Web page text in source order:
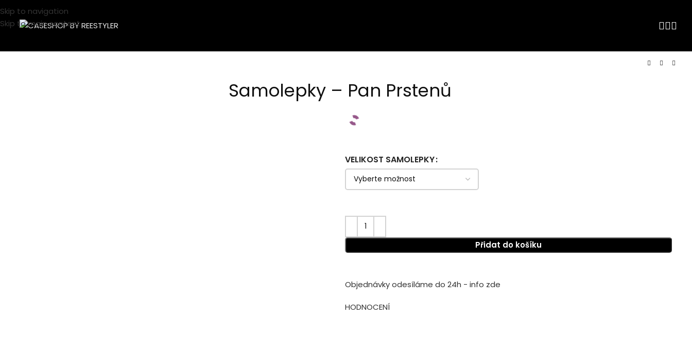
Skip to navigation
Skip to main content
Samolepky – Pan Prstenů
VELIKOST SAMOLEPKY
Přidat do košíku
Objednávky odesíláme do 24h - info zde
HODNOCENÍ